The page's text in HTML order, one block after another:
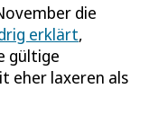
die
erklärt,
gültige
eher laxeren als